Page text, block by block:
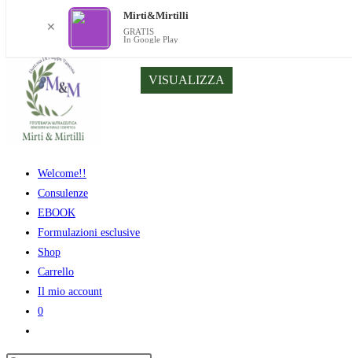
contenuto
Welcome!!
Consulenze
EBOOK
Formulazioni esclusive
Shop
Carrello
Il mio account
0
✕
Mirti&Mirtilli
GRATIS
In Google Play
VISUALIZZA